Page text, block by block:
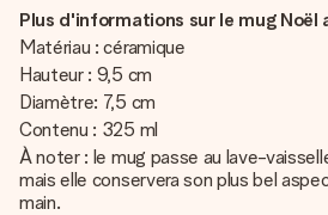
Plus d'informations sur le mug Noël
Matériau : céramique
Hauteur : 9,5 cm
Diamètre: 7,5 cm
Contenu : 325 ml
À noter : le mug passe au lave-
mais elle conservera son plus bel
main.